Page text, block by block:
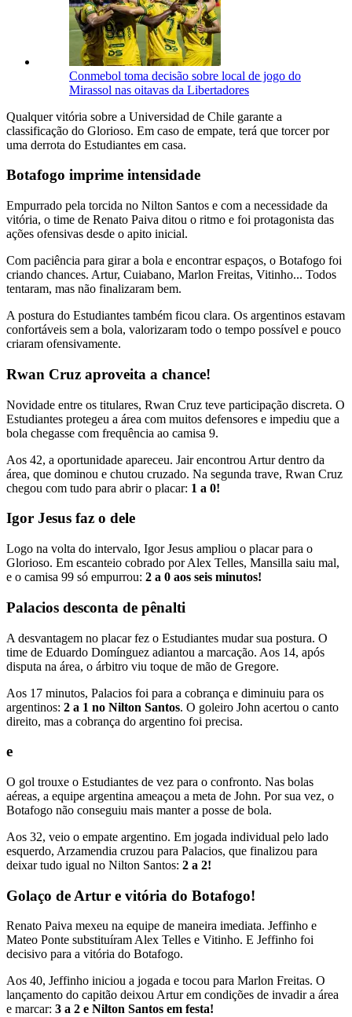
Conmebol toma decisão sobre local de jogo do
Mirassol nas oitavas da Libertadores
Qualquer vitória sobre a Universidad de Chile garante a
classificação do Glorioso. Em caso de empate, terá que torcer por
uma derrota do Estudiantes em casa.
Botafogo imprime intensidade
Empurrado pela torcida no Nilton Santos e com a necessidade da
vitória, o time de Renato Paiva ditou o ritmo e foi protagonista das
ações ofensivas desde o apito inicial.
Com paciência para girar a bola e encontrar espaços, o Botafogo foi
criando chances. Artur, Cuiabano, Marlon Freitas, Vitinho... Todos
tentaram, mas não finalizaram bem.
A postura do Estudiantes também ficou clara. Os argentinos estavam
confortáveis sem a bola, valorizaram todo o tempo possível e pouco
criaram ofensivamente.
Rwan Cruz aproveita a chance!
Novidade entre os titulares, Rwan Cruz teve participação discreta. O
Estudiantes protegeu a área com muitos defensores e impediu que a
bola chegasse com frequência ao camisa 9.
Aos 42, a oportunidade apareceu. Jair encontrou Artur dentro da
área, que dominou e chutou cruzado. Na segunda trave, Rwan Cruz
chegou com tudo para abrir o placar: 1 a 0!
Igor Jesus faz o dele
Logo na volta do intervalo, Igor Jesus ampliou o placar para o
Glorioso. Em escanteio cobrado por Alex Telles, Mansilla saiu mal,
e o camisa 99 só empurrou: 2 a 0 aos seis minutos!
Palacios desconta de pênalti
A desvantagem no placar fez o Estudiantes mudar sua postura. O
time de Eduardo Domínguez adiantou a marcação. Aos 14, após
disputa na área, o árbitro viu toque de mão de Gregore.
Aos 17 minutos, Palacios foi para a cobrança e diminuiu para os
argentinos: 2 a 1 no Nilton Santos. O goleiro John acertou o canto
direito, mas a cobrança do argentino foi precisa.
e
O gol trouxe o Estudiantes de vez para o confronto. Nas bolas
aéreas, a equipe argentina ameaçou a meta de John. Por sua vez, o
Botafogo não conseguiu mais manter a posse de bola.
Aos 32, veio o empate argentino. Em jogada individual pelo lado
esquerdo, Arzamendia cruzou para Palacios, que finalizou para
deixar tudo igual no Nilton Santos: 2 a 2!
Golaço de Artur e vitória do Botafogo!
Renato Paiva mexeu na equipe de maneira imediata. Jeffinho e
Mateo Ponte substituíram Alex Telles e Vitinho. E Jeffinho foi
decisivo para a vitória do Botafogo.
Aos 40, Jeffinho iniciou a jogada e tocou para Marlon Freitas. O
lançamento do capitão deixou Artur em condições de invadir a área
e marcar: 3 a 2 e Nilton Santos em festa!